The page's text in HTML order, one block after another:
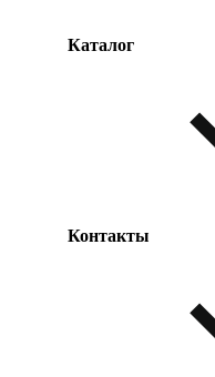
Таблица
Каталог
Контакты